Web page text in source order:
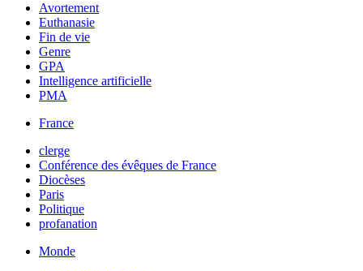
Avortement
Euthanasie
Fin de vie
Genre
GPA
Intelligence artificielle
PMA
France
clerge
Conférence des évêques de France
Diocèses
Paris
Politique
profanation
Monde